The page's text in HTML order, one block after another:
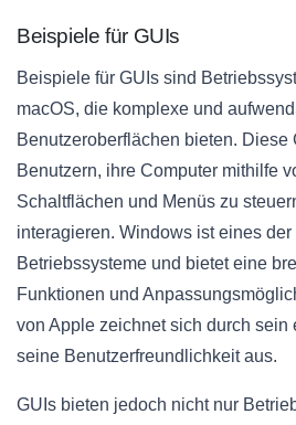
Beispiele für GUIs
Beispiele für GUIs sind
macOS, die komplexe und
Benutzeroberflächen bieten. Diese
Benutzern, ihre Computer mithilfe
Schaltflächen und Menüs zu
interagieren. Windows ist eines
Betriebssysteme und bietet eine
Funktionen und
von Apple zeichnet sich durch sein
seine Benutzerfreundlichkeit aus.
GUIs bieten jedoch nicht nur